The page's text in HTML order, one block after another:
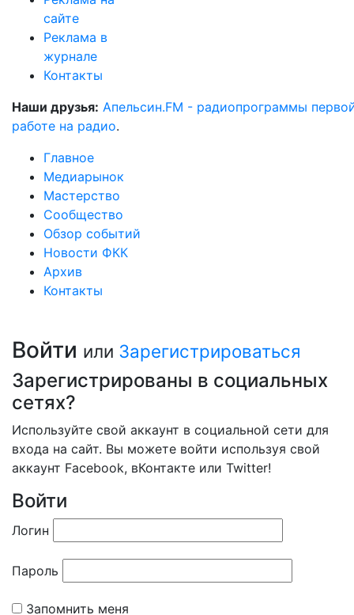
сайте
Реклама в
журнале
Контакты
Наши друзья: Апельсин.FM - радиопрограммы
работе на радио.
Главное
Медиарынок
Мастерство
Сообщество
Обзор событий
Новости ФКК
Архив
Контакты
Войти или Зарегистрироваться
Зарегистрированы в социальных
сетях?
Используйте свой аккаунт в социальной сети для
входа на сайт. Вы можете войти используя свой
аккаунт Facebook, вКонтакте или Twitter!
Войти
Логин
Пароль
Запомнить меня